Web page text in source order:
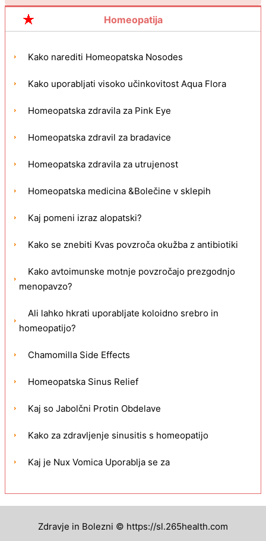
Homeopatija
Kako narediti Homeopatska Nosodes
Kako uporabljati visoko učinkovitost Aqua Flora
Homeopatska zdravila za Pink Eye
Homeopatska zdravil za bradavice
Homeopatska zdravila za utrujenost
Homeopatska medicina &Bolečine v sklepih
Kaj pomeni izraz alopatski?
Kako se znebiti Kvas povzroča okužba z antibiotiki
Kako avtoimunske motnje povzročajo prezgodnjo
menopavzo?
Ali lahko hkrati uporabljate koloidno srebro in
homeopatijo?
Chamomilla Side Effects
Homeopatska Sinus Relief
Kaj so Jabolčni Protin Obdelave
Kako za zdravljenje sinusitis s homeopatijo
Kaj je Nux Vomica Uporablja se za
Zdravje in Bolezni © https://sl.265health.com